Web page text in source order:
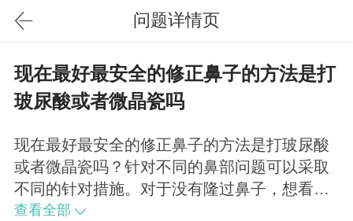
问题详情页
现在最好最安全的修正鼻子的方法是打
玻尿酸或者微晶瓷吗
现在最好最安全的修正鼻子的方法是打玻尿酸
或者微晶瓷吗？针对不同的鼻部问题可以采取
不同的针对措施。对于没有隆过鼻子，想看下
初步效果的可以考虑玻尿酸。歪鼻、驼峰鼻、
查看全部